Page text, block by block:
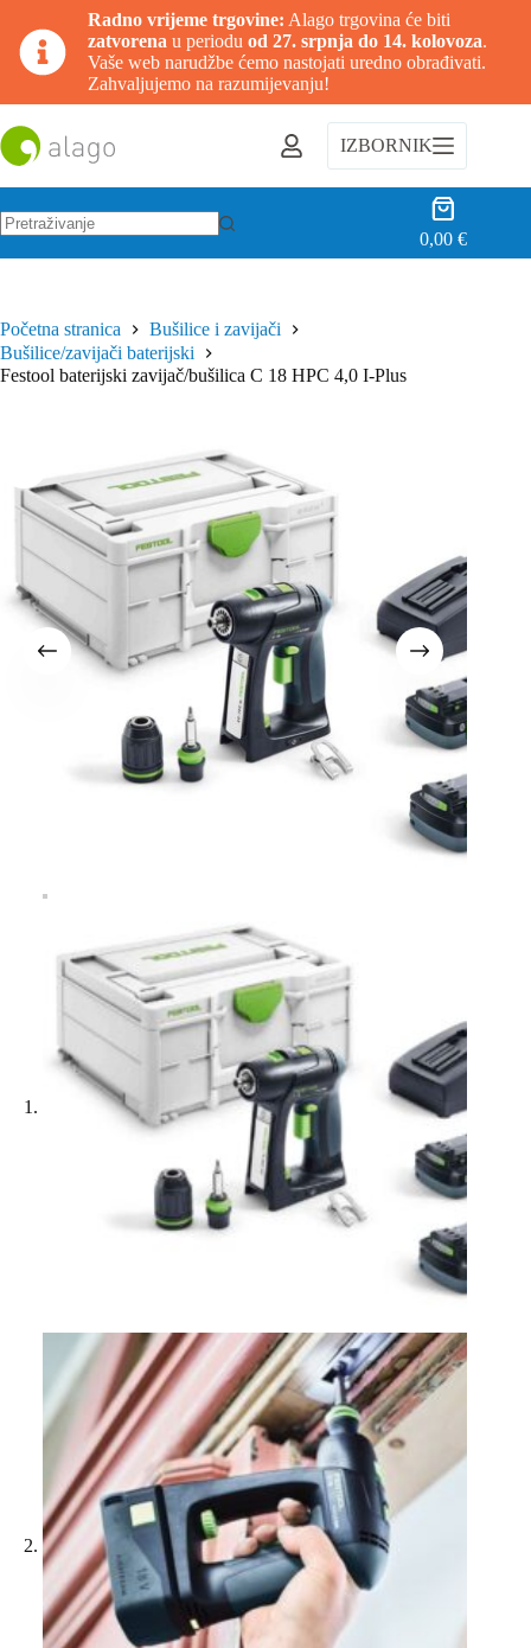
Radno vrijeme trgovine: Alago trgovina će biti
zatvorena u periodu od 27. srpnja do 14. kolovoza.
Vaše web narudžbe ćemo nastojati uredno obrađivati.
Zahvaljujemo na razumijevanju!
na
sadržaj
IZBORNIK
Košarica
0,00€
Početna stranica
Bušilice i zavijači
Bušilice/zavijači baterijski
Festool baterijski zavijač/bušilica C 18 HPC 4,0 I-Plus